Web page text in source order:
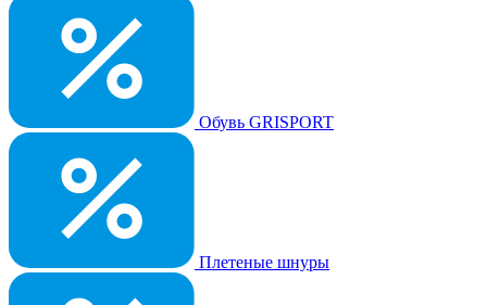
Обувь GRISPORT
Плетеные шнуры